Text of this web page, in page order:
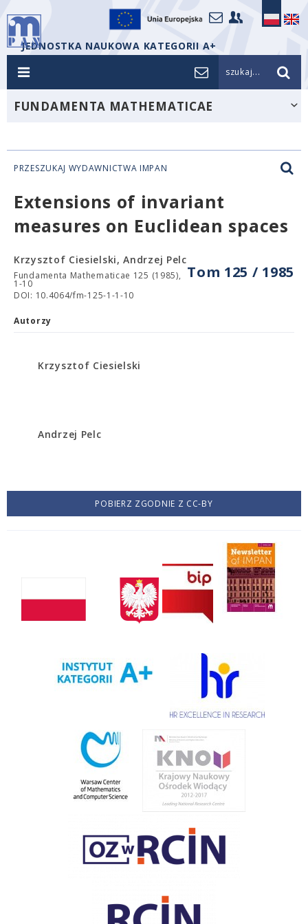
JEDNOSTKA NAUKOWA KATEGORII A+
szukaj...
FUNDAMENTA MATHEMATICAE
PRZESZUKAJ WYDAWNICTWA IMPAN
Extensions of invariant
measures on Euclidean spaces
Tom 125 / 1985
Krzysztof Ciesielski, Andrzej Pelc
Fundamenta Mathematicae 125 (1985),
1-10
DOI: 10.4064/fm-125-1-1-10
Autorzy
Krzysztof Ciesielski
Andrzej Pelc
POBIERZ ZGODNIE Z CC-BY